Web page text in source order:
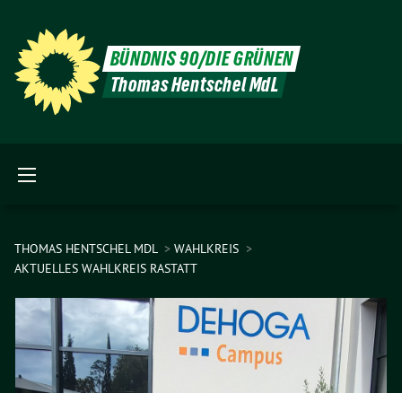
BÜNDNIS 90/DIE GRÜNEN
Thomas Hentschel MdL
THOMAS HENTSCHEL MDL
WAHLKREIS
AKTUELLES WAHLKREIS RASTATT